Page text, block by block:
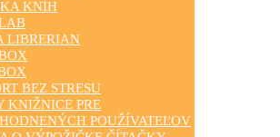
KNÍH
LIBRERIAN
BEZ STRESU
KNIŽNICE PRE
POUŽÍVATEĽOV